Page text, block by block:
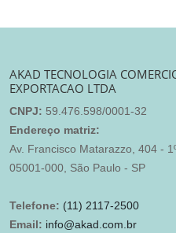
AKAD TECNOLOGIA
EXPORTACAO LTDA
CNPJ: 59.476.598/0001-32
Endereço matriz:
Av. Francisco Matarazzo, 404 -
05001-000, São Paulo - SP
Telefone: (11) 2117-2500
Email: info@akad.com.br